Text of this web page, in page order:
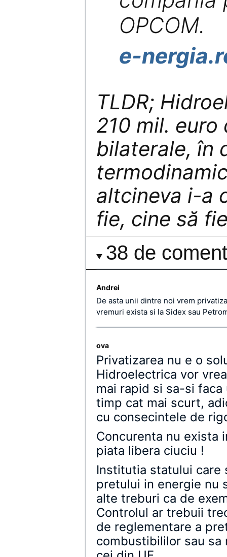
OPCOM.
e-
TLDR;
210 mil.
bilaterale, în
altcineva i-a
fie, cine să
38 de
Andrei
De asta unii dintre noi vrem
vremuri exista si la Sidex sau
ova
Privatizarea nu e o
Hidroelectrica vor
mai rapid si sa-si
timp cat mai scurt,
cu consecintele de
Concurenta nu exista
piata libera ciuciu !
Institutia statului care
pretului in energie nu
alte treburi ca de
Controlul ar trebuii
de reglementare a
combustibililor sau sa